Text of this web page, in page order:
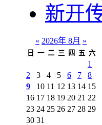
新开
« 2026年 8月 »
日 一 二 三 四 五 六
1
2
3 4 5 6 7
8
9
10 11 12 13 14 15
16 17 18 19 20 21 22
23 24 25 26 27 28 29
30 31